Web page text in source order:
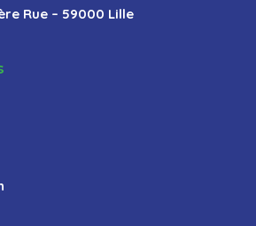
Rue – 59000 Lille